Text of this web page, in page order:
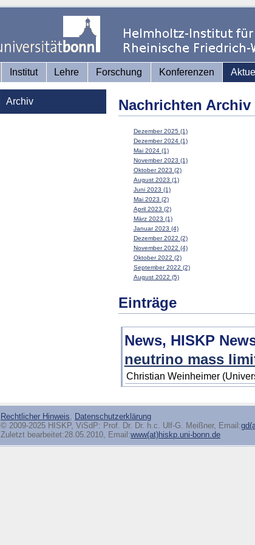
Institut Lehre Forschung Konferenzen
Archiv Nachrichten Archiv
Dezember 2025 (1)
Dezember 2024 (1)
Mai 2024 (1)
November 2023 (1)
Oktober 2023 (2)
August 2023 (1)
Juni 2023 (1)
Mai 2023 (2)
April 2023 (2)
März 2023 (1)
Januar 2023 (4)
Dezember 2022 (2)
November 2022 (4)
Oktober 2022 (2)
September 2022 (2)
August 2022 (5)
Einträge
News, HISKP
neutrino mass
Christian Weinheimer
Rechtlicher Hinweis, Datenschutzerklärung
© 2009-2025 HISKP, ViSdP: Prof. Dr. Dr. h.c. Ulf-G. Meißner, Email:
Zuletzt bearbeitet:28.05.2010, Email:www(at)hiskp.uni-bonn.de